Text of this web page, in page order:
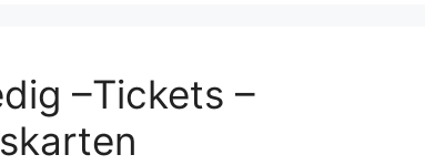
–Tickets –